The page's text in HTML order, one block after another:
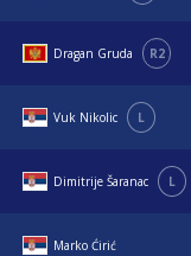
Dragan Gruda R2
Vuk Nikolic L
Dimitrije Šaranac L
Marko Ćirić